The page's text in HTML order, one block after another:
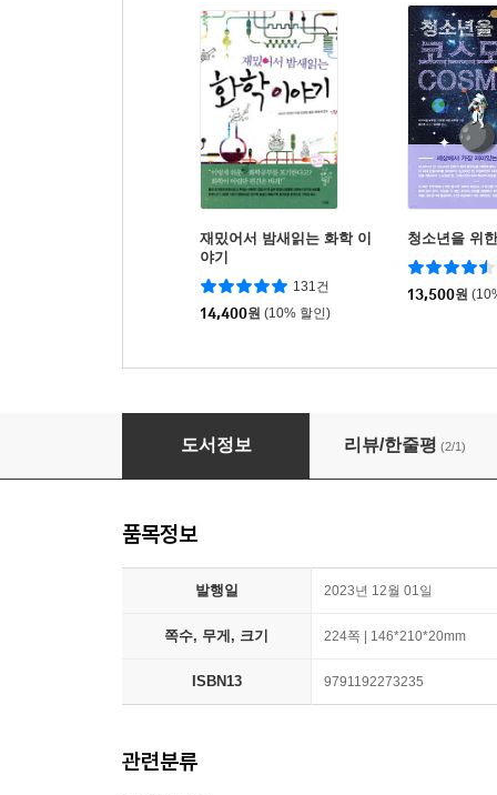
재밌어서 밤새읽는 화학 이
야기
131건
14,400원 (10% 할인)
청소년을 위
13,500원
청소년을 위한 수학의 역사
도서정보 리뷰/한줄평 (2/1)
품목정보
발행일 2023년 12월 01일
쪽수, 무게, 크기 224쪽 | 146*210*20mm
ISBN13 9791192273235
관련분류